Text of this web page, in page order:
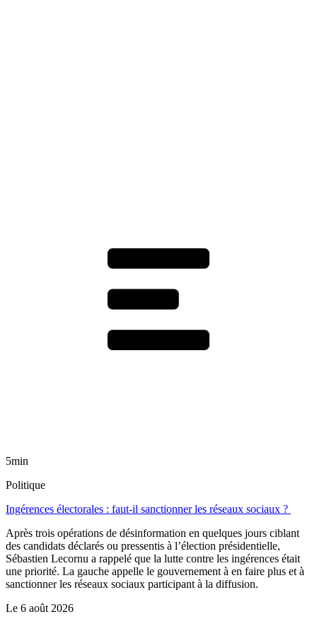
5min
Politique
Ingérences électorales : faut-il sanctionner les réseaux sociaux ?
Après trois opérations de désinformation en quelques jours ciblant
des candidats déclarés ou pressentis à l’élection présidentielle,
Sébastien Lecornu a rappelé que la lutte contre les ingérences était
une priorité. La gauche appelle le gouvernement à en faire plus et à
sanctionner les réseaux sociaux participant à la diffusion.
Le 6 août 2026